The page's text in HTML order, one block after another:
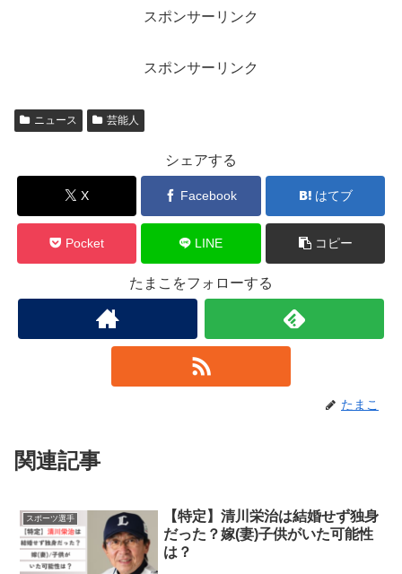
スポンサーリンク
スポンサーリンク
ニュース 芸能人
シェアする
X Facebook はてブ
Pocket LINE コピー
たまこをフォローする
たまこ
関連記事
スポーツ選手
【特定】清川栄治は結婚せず独身
だった？嫁(妻)子供がいた可能性
は？